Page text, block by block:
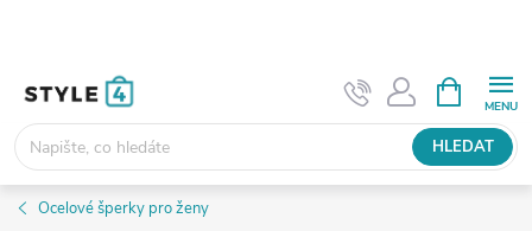
HLEDAT
NÁKUPNÍ
KOŠÍK
Ocelové šperky pro ženy